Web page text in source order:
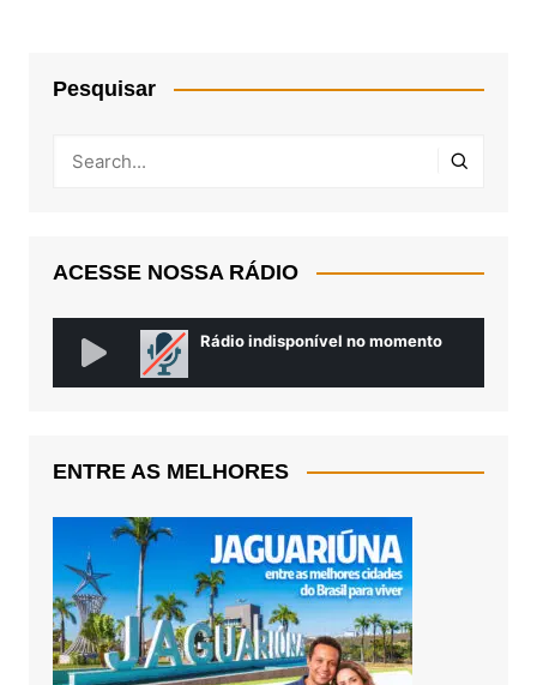
Pesquisar
ACESSE NOSSA RÁDIO
ENTRE AS MELHORES